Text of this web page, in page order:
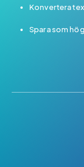
Konvertera
Spara som